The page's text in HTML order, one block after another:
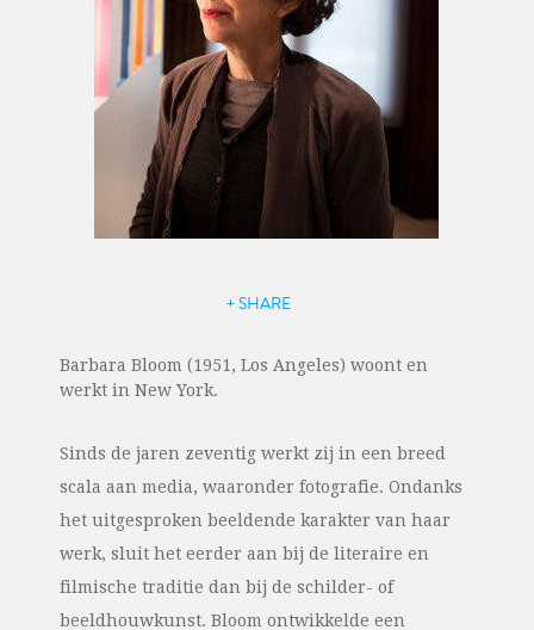
+ SHARE
Barbara Bloom (1951, Los Angeles) woont en
werkt in New York.
Sinds de jaren zeventig werkt zij in een breed
scala aan media, waaronder fotografie. Ondanks
het uitgesproken beeldende karakter van haar
werk, sluit het eerder aan bij de literaire en
filmische traditie dan bij de schilder- of
beeldhouwkunst. Bloom ontwikkelde een